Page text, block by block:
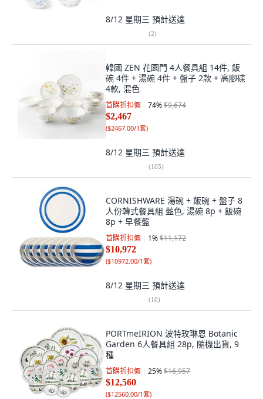
8/12 星期三 預計送達
(2)
韓國 ZEN 花園門 4人餐具組 14件, 飯
碗 4件 + 湯碗 4件 + 盤子 2款 + 高腳碟
4款, 混色
首購折扣價 74%$9,674
$2,467
($2467.00/1套)
8/12 星期三 預計送達
(105)
CORNISHWARE 湯碗 + 飯碗 + 盤子 8
人份韓式餐具組 藍色, 湯碗 8p + 飯碗
8p + 早餐盤
首購折扣價 1%$11,172
$10,972
($10972.00/1套)
8/12 星期三 預計送達
(10)
PORTmeIRION 波特玫琳恩 Botanic
Garden 6人餐具組 28p, 隨機出貨, 9
種
首購折扣價 25%$16,957
$12,560
($12560.00/1套)